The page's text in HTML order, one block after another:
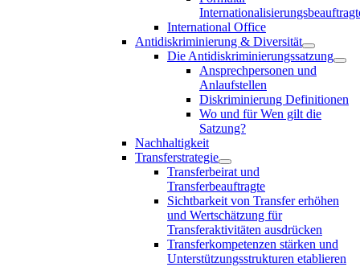
International Office
Antidiskriminierung & Diversität
Die Antidiskriminierungssatzung
Ansprechpersonen und
Anlaufstellen
Diskriminierung Definitionen
Wo und für Wen gilt die
Satzung?
Nachhaltigkeit
Transferstrategie
Transferbeirat und
Transferbeauftragte
Sichtbarkeit von Transfer erhöhen
und Wertschätzung für
Transferaktivitäten ausdrücken
Transferkompetenzen stärken und
Unterstützungsstrukturen etablieren